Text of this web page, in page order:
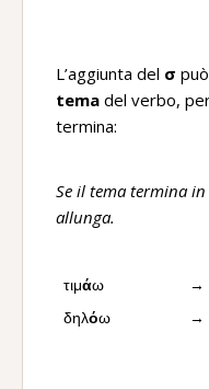
L’aggiunta del σ
tema del verbo,
termina:
Se il tema termina
allunga.
τιμάω →
δηλόω →